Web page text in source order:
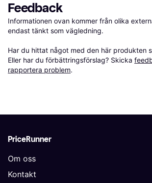
Feedback
Informationen ovan kommer från olika
endast tänkt som vägledning.
Har du hittat något med den här produkten
Eller har du förbättringsförslag? Skicka
rapportera problem.
PriceRunner
Om oss
Kontakt